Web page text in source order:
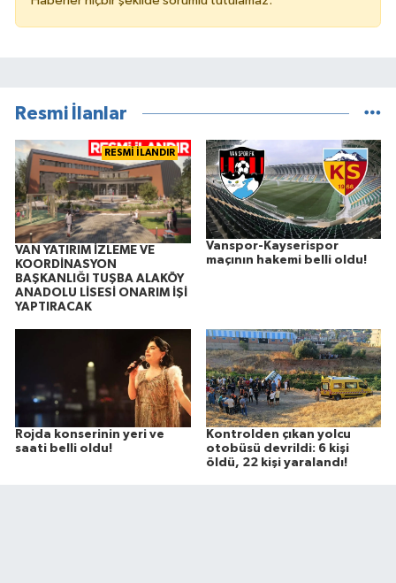
Resmi İlanlar
RESMİ İLANDIR
VAN YATIRIM İZLEME VE
KOORDİNASYON
BAŞKANLIĞI TUŞBA ALAKÖY
ANADOLU LİSESİ ONARIM İŞİ
YAPTIRACAK
Vanspor-Kayserispor
maçının hakemi belli oldu!
Rojda konserinin yeri ve
saati belli oldu!
Kontrolden çıkan yolcu
otobüsü devrildi: 6 kişi
öldü, 22 kişi yaralandı!